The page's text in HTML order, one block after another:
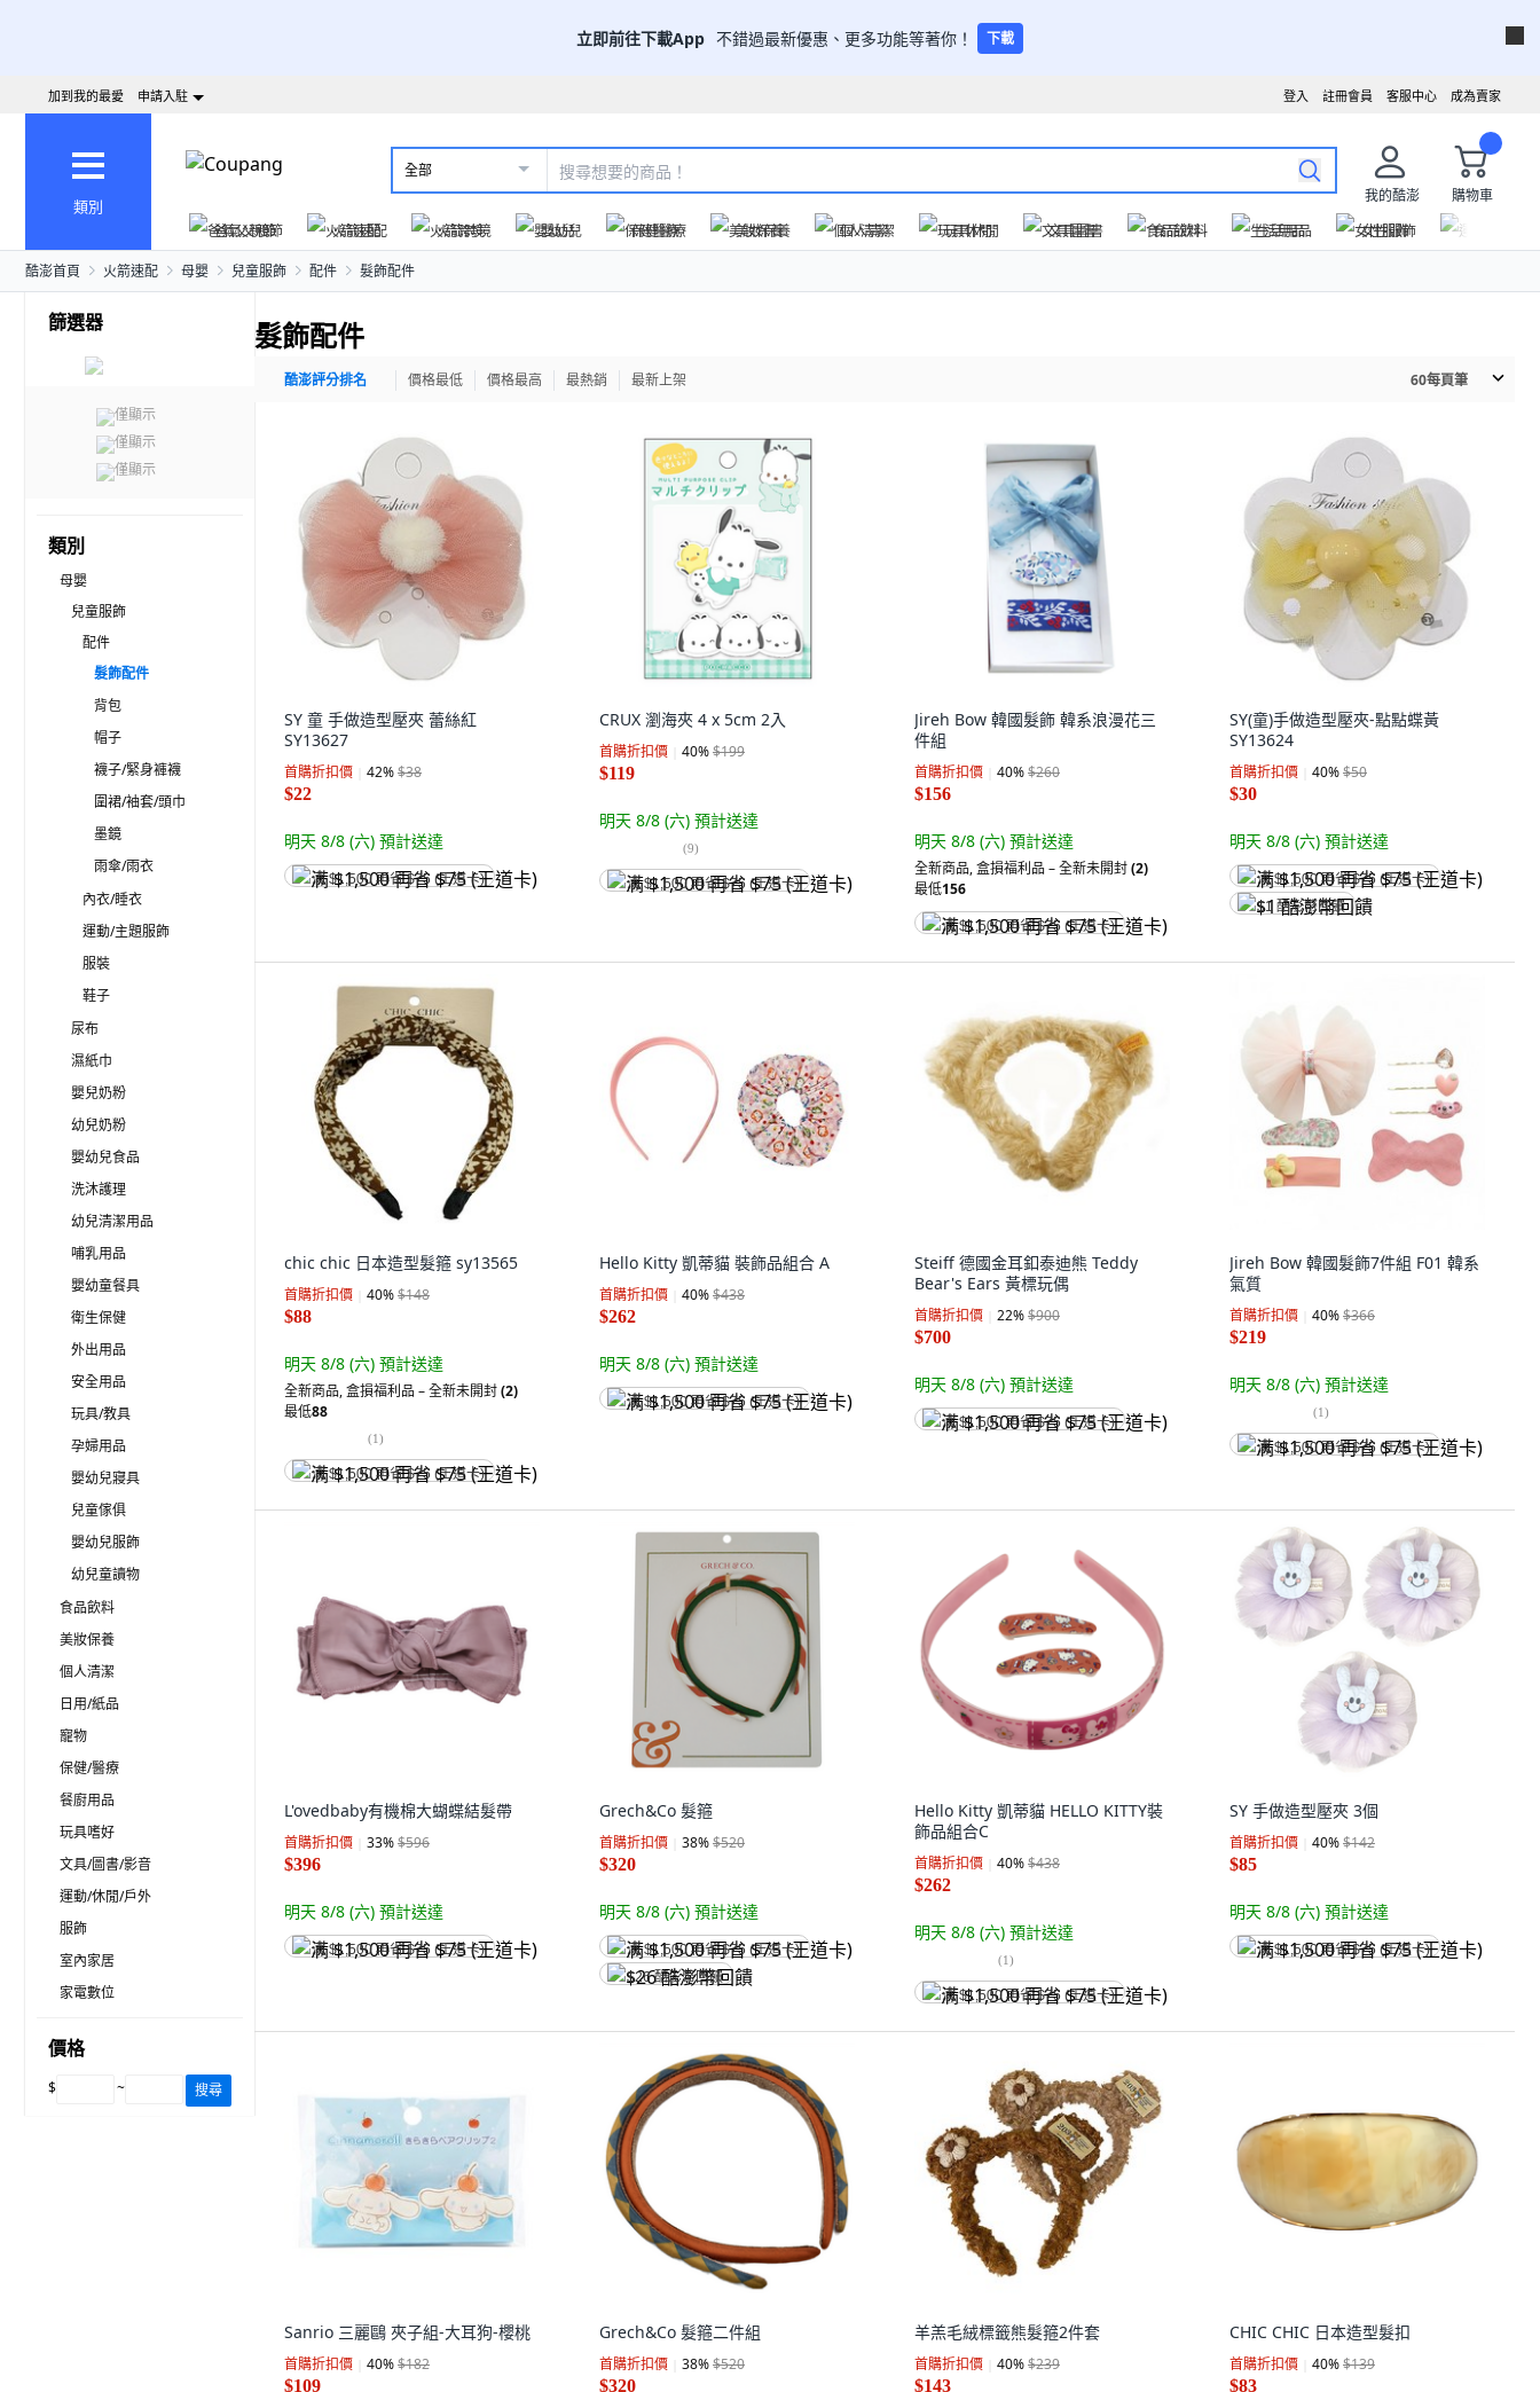
立即前往下載App 不錯過最新優惠、更多功能等著你！ 下載
成為賣家
客服中心
註冊會員
登入
加到我的最愛 申請入駐
類別
全部
我的酷澎
購物車
爸氣父親節
火箭速配 火箭跨境 嬰幼兒 保健醫療 美妝保養 個人清潔 玩具休閒 文具圖書 食品飲料 生活用品 女性服飾
酷澎首頁 火箭速配 母嬰 兒童服飾 配件 髮飾配件
篩選器
僅顯示
僅顯示
僅顯示
類別
母嬰
兒童服飾
配件
髮飾配件
背包
帽子
襪子/緊身褲襪
圍裙/袖套/頭巾
墨鏡
雨傘/雨衣
內衣/睡衣
運動/主題服飾
服裝
鞋子
尿布
濕紙巾
嬰兒奶粉
幼兒奶粉
嬰幼兒食品
洗沐護理
幼兒清潔用品
哺乳用品
嬰幼童餐具
衛生保健
外出用品
安全用品
玩具/教具
孕婦用品
嬰幼兒寢具
兒童傢俱
嬰幼兒服飾
幼兒童讀物
食品飲料
美妝保養
個人清潔
日用/紙品
寵物
保健/醫療
餐廚用品
玩具嗜好
文具/圖書/影音
運動/休閒/戶外
服飾
室內家居
家電數位
價格
$ ~ 搜尋
髮飾配件
酷澎評分排名 價格最低 價格最高 最熱銷 最新上架 60每頁筆
SY 童 手做造型壓夾 蕾絲紅
SY13627
首購折扣價 42%$38
$22
明天 8/8 (六) 預計送達
满 $1,500 再省 $75 (王道卡)
CRUX 瀏海夾 4 x 5cm 2入
首購折扣價 40%$199
$119
明天 8/8 (六) 預計送達
(9)
满 $1,500 再省 $75 (王道卡)
Jireh Bow 韓國髮飾 韓系浪漫花三
件組
首購折扣價 40%$260
$156
明天 8/8 (六) 預計送達
全新商品,盒損福利品 – 全新未開封(2)
最低156
满 $1,500 再省 $75 (王道卡)
SY(童)手做造型壓夾-點點蝶黃
SY13624
首購折扣價 40%$50
$30
明天 8/8 (六) 預計送達
满 $1,500 再省 $75 (王道卡)
$1 酷澎幣回饋
chic chic 日本造型髮箍 sy13565
首購折扣價 40%$148
$88
明天 8/8 (六) 預計送達
全新商品,盒損福利品 – 全新未開封(2)
最低88
(1)
满 $1,500 再省 $75 (王道卡)
Hello Kitty 凱蒂貓 裝飾品組合 A
首購折扣價 40%$438
$262
明天 8/8 (六) 預計送達
满 $1,500 再省 $75 (王道卡)
Steiff 德國金耳釦泰迪熊 Teddy
Bear's Ears 黃標玩偶
首購折扣價 22%$900
$700
明天 8/8 (六) 預計送達
满 $1,500 再省 $75 (王道卡)
Jireh Bow 韓國髮飾7件組 F01 韓系
氣質
首購折扣價 40%$366
$219
明天 8/8 (六) 預計送達
(1)
满 $1,500 再省 $75 (王道卡)
L'ovedbaby有機棉大蝴蝶結髮帶
首購折扣價 33%$596
$396
明天 8/8 (六) 預計送達
满 $1,500 再省 $75 (王道卡)
Grech&Co 髮箍
首購折扣價 38%$520
$320
明天 8/8 (六) 預計送達
满 $1,500 再省 $75 (王道卡)
$26 酷澎幣回饋
Hello Kitty 凱蒂貓 HELLO KITTY裝
飾品組合C
首購折扣價 40%$438
$262
明天 8/8 (六) 預計送達
(1)
满 $1,500 再省 $75 (王道卡)
SY 手做造型壓夾 3個
首購折扣價 40%$142
$85
明天 8/8 (六) 預計送達
满 $1,500 再省 $75 (王道卡)
Sanrio 三麗鷗 夾子組-大耳狗-櫻桃
首購折扣價 40%$182
$109
Grech&Co 髮箍二件組
首購折扣價 38%$520
$320
羊羔毛絨標籤熊髮箍2件套
首購折扣價 40%$239
$143
CHIC CHIC 日本造型髮扣
首購折扣價 40%$139
$83